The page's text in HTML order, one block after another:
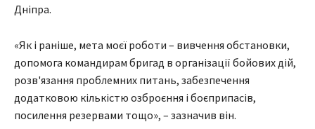
Дніпра.
«Як і раніше, мета моєї роботи – вивчення обстановки,
допомога командирам бригад в організації бойових дій,
розв'язання проблемних питань, забезпечення
додатковою кількістю озброєння і боєприпасів,
посилення резервами тощо», – зазначив він.